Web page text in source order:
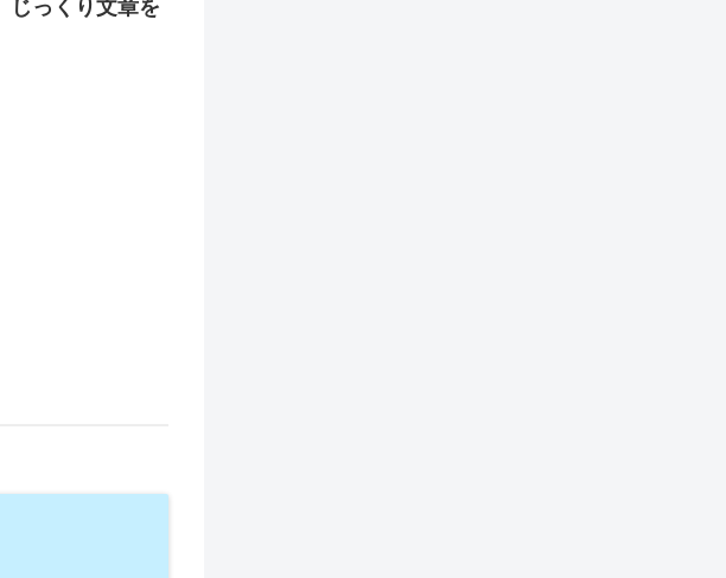
じっくり文章を